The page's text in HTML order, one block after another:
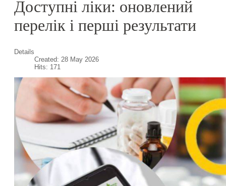
Доступні ліки: оновлений
перелік і перші результати
Details
Created: 28 May 2026
Hits: 171